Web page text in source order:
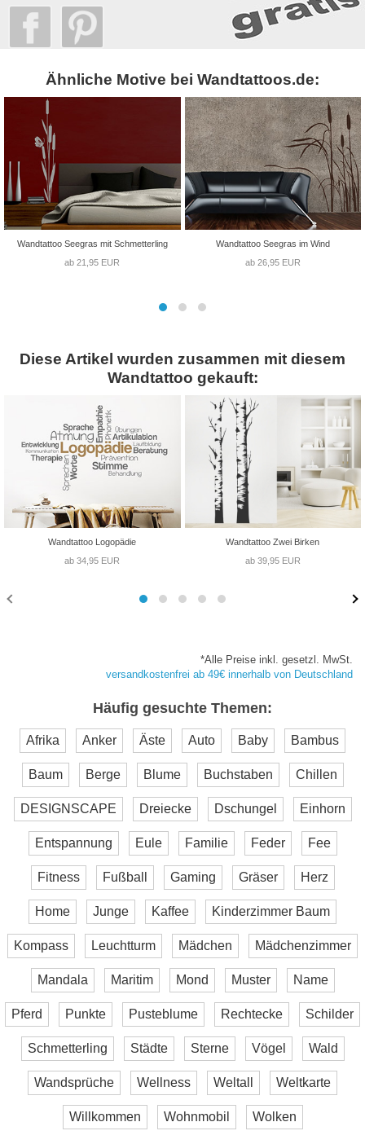
Ähnliche Motive bei Wandtattoos.de:
Wandtattoo Seegras mit Schmetterling
ab 21,95 EUR
Wandtattoo Seegras im Wind
ab 26,95 EUR
Diese Artikel wurden zusammen mit diesem
Wandtattoo gekauft:
Wandtattoo Logopädie
ab 34,95 EUR
Wandtattoo Zwei Birken
ab 39,95 EUR
*Alle Preise inkl. gesetzl. MwSt.
versandkostenfrei ab 49€ innerhalb von Deutschland
Häufig gesuchte Themen:
Afrika Anker Äste Auto Baby Bambus
Baum Berge Blume Buchstaben Chillen
DESIGNSCAPE Dreiecke Dschungel Einhorn
Entspannung Eule Familie Feder Fee
Fitness Fußball Gaming Gräser Herz
Home Junge Kaffee Kinderzimmer Baum
Kompass Leuchtturm Mädchen Mädchenzimmer
Mandala Maritim Mond Muster Name
Pferd Punkte Pusteblume Rechtecke Schilder
Schmetterling Städte Sterne Vögel Wald
Wandsprüche Wellness Weltall Weltkarte
Willkommen Wohnmobil Wolken